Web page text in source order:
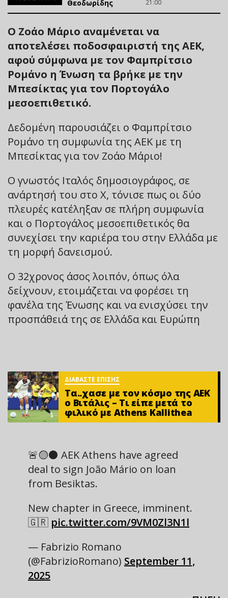
Θεοδωρίδης
21:00
Ο Ζοάο Μάριο αναμένεται να
αποτελέσει ποδοσφαιριστή της ΑΕΚ,
αφού σύμφωνα με τον Φαμπρίτσιο
Ρομάνο η Ένωση τα βρήκε με την
Μπεσίκτας για τον Πορτογάλο
μεσοεπιθετικό.
Δεδομένη παρουσιάζει ο Φαμπρίτσιο
Ρομάνο τη συμφωνία της ΑΕΚ με τη
Μπεσίκτας για τον Ζοάο Μάριο!
Ο γνωστός Ιταλός δημοσιογράφος, σε
ανάρτησή του στο X, τόνισε πως οι δύο
πλευρές κατέληξαν σε πλήρη συμφωνία
και ο Πορτογάλος μεσοεπιθετικός θα
συνεχίσει την καριέρα του στην Ελλάδα με
τη μορφή δανεισμού.
O 32χρονος άσος λοιπόν, όπως όλα
δείχνουν, ετοιμάζεται να φορέσει τη
φανέλα της Ένωσης και να ενισχύσει την
προσπάθειά της σε Ελλάδα και Ευρώπη
ΔΙΑΒΑΣΤΕ ΕΠΙΣΗΣ
Τα..χασε με τον κόσμο της ΑΕΚ
ο Βιτάλις – Τι είπε μετά το
φιλικό με Athens Kallithea
🚨🟡⚫️ AEK Athens have agreed
deal to sign João Mário on loan
from Besiktas.
New chapter in Greece, imminent.
🇬🇷 pic.twitter.com/9VM0Zl3N1l
— Fabrizio Romano
(@FabrizioRomano) September 11,
2025